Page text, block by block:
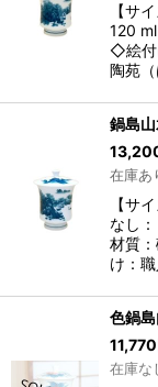
【サ
120
◇絵付
陶苑
鍋島
在庫あ
【サ
なし
材質
け：
色鍋
11,770
在庫な